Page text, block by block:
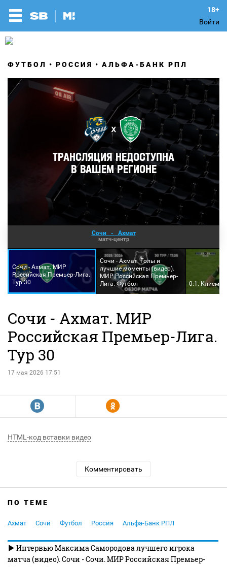
Войти
ФУТБОЛ РОССИЯ АЛЬФА-БАНК РПЛ
Сочи - Ахмат
матч-центр
Сочи - Ахмат. МИР
Российская Премьер-Лига.
Тур 30
Сочи - Ахмат. Голы и
лучшие моменты (видео).
МИР Российская Премьер-
Лига. Футбол
0:1.
Сочи - Ахмат. МИР
Российская Премьер-Лига.
Тур 30
17 мая 2026 17:51
R Y
HTML-код вставки видео
Комментировать
ПО ТЕМЕ
Ахмат Сочи Футбол Россия Альфа-Банк РПЛ
Интервью Максима Самородова лучшего игрока
матча (видео). Сочи - Сочи. МИР Российская Премьер-